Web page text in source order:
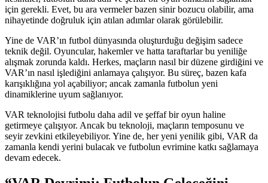
için gerekli. Evet, bu ara vermeler bazen sinir bozucu olabilir, ama
nihayetinde doğruluk için atılan adımlar olarak görülebilir.
Yine de VAR’ın futbol dünyasında oluşturduğu değişim sadece
teknik değil. Oyuncular, hakemler ve hatta taraftarlar bu yeniliğe
alışmak zorunda kaldı. Herkes, maçların nasıl bir düzene girdiğini ve
VAR’ın nasıl işlediğini anlamaya çalışıyor. Bu süreç, bazen kafa
karışıklığına yol açabiliyor; ancak zamanla futbolun yeni
dinamiklerine uyum sağlanıyor.
VAR teknolojisi futbolu daha adil ve şeffaf bir oyun haline
getirmeye çalışıyor. Ancak bu teknoloji, maçların temposunu ve
seyir zevkini etkileyebiliyor. Yine de, her yeni yenilik gibi, VAR da
zamanla kendi yerini bulacak ve futbolun evrimine katkı sağlamaya
devam edecek.